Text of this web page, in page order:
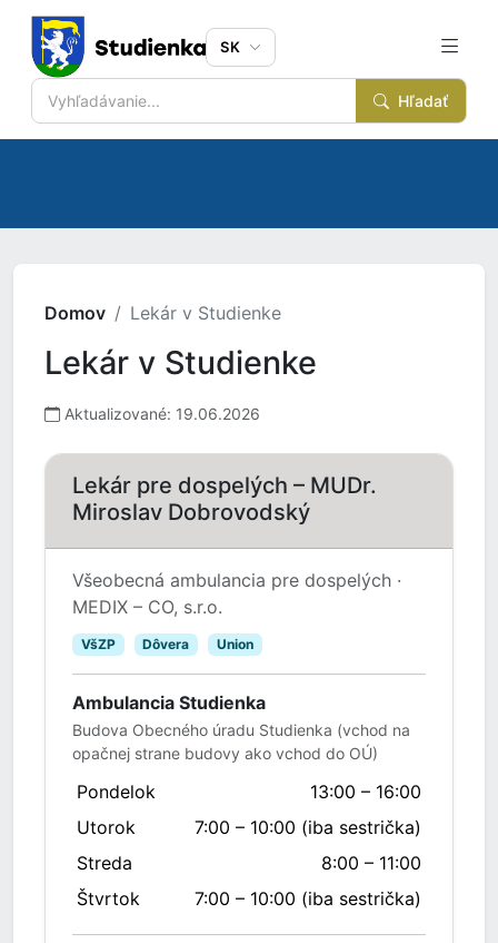
Hľadať
SK
Domov Lekár v Studienke
Lekár v Studienke
Aktualizované: 19.06.2026
Lekár pre dospelých – MUDr.
Miroslav Dobrovodský
Všeobecná ambulancia pre dospelých ·
MEDIX – CO, s.r.o.
VšZP Dôvera Union
Ambulancia Studienka
Budova Obecného úradu Studienka (vchod na
opačnej strane budovy ako vchod do OÚ)
Pondelok
13:00 – 16:00
Utorok
7:00 – 10:00 (iba sestrička)
Streda
8:00 – 11:00
Štvrtok
7:00 – 10:00 (iba sestrička)